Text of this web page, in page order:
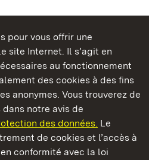
pour vous offrir une
site Internet. Il s’agit en
au fonctionnement
des cookies à des fins
anonymes. Vous trouverez de
notre avis de
des données. Le
de cookies et l’accès à
conformité avec la loi
du Bade-Wurtemberg
Baden‑Württemberg
du Bade-Wurtemberg